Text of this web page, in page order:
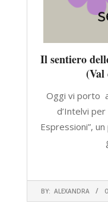
Il sentiero
(Val
Oggi vi porto
d’Intelvi
Espressioni”,
2018-
09-
BY: ALEXANDRA